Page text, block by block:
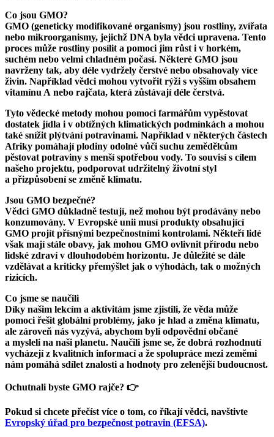
Co jsou GMO?
GMO (geneticky modifikované organismy) jsou rostliny, zvířata
nebo mikroorganismy, jejichž DNA byla vědci upravena. Tento
proces může rostliny posílit a pomoci jim růst i v horkém,
suchém nebo velmi chladném počasí. Některé GMO jsou
navrženy tak, aby déle vydržely čerstvé nebo obsahovaly více
živin. Například vědci mohou vytvořit rýži s vyšším obsahem
vitamínu A nebo rajčata, která zůstávají déle čerstvá.
Tyto vědecké metody mohou pomoci farmářům vypěstovat
dostatek jídla i v obtížných klimatických podmínkách a mohou
také snížit plýtvání potravinami. Například v některých částech
Afriky pomáhají plodiny odolné vůči suchu zemědělcům
pěstovat potraviny s menší spotřebou vody. To souvisí s cílem
našeho projektu, podporovat udržitelný životní styl
a přizpůsobení se změně klimatu.
Jsou GMO bezpečné?
Vědci GMO důkladně testují, než mohou být prodávány nebo
konzumovány. V Evropské unii musí produkty obsahující
GMO projít přísnými bezpečnostními kontrolami. Někteří lidé
však mají stále obavy, jak mohou GMO ovlivnit přírodu nebo
lidské zdraví v dlouhodobém horizontu. Je důležité se dále
vzdělávat a kriticky přemýšlet jak o výhodách, tak o možných
rizicích.
Co jsme se naučili
Díky našim lekcím a aktivitám jsme zjistili, že věda může
pomoci řešit globální problémy, jako je hlad a změna klimatu,
ale zároveň nás vyzývá, abychom byli odpovědní občané
a mysleli na naši planetu. Naučili jsme se, že dobrá rozhodnutí
vycházejí z kvalitních informací a že spolupráce mezi zeměmi
nám pomáhá sdílet znalosti a hodnoty pro zelenější budoucnost.
Ochutnali byste GMO rajče? 👉
Pokud si chcete přečíst více o tom, co říkají vědci, navštivte
Evropský úřad pro bezpečnost potravin (EFSA).